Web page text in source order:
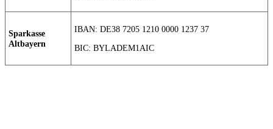
Sparkasse
Altbayern
IBAN: DE38 7205 1210 0000 1237 37
BIC: BYLADEM1AIC